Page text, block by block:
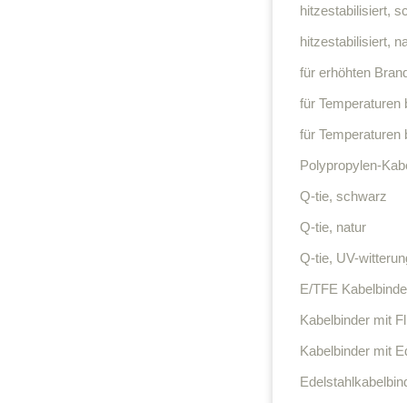
hitzestabilisiert,
hitzestabilisiert,
für erhöhten
für Temperaturen
für Temperaturen
Polypropylen-
Q-tie, schwarz
Q-tie, natur
Q-tie, UV-
E/TFE
Kabelbinder mit
Kabelbinder mit